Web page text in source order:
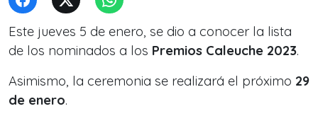
Este jueves 5 de enero, se dio a conocer la lista
de los nominados a los Premios Caleuche 2023.
Asimismo, la ceremonia se realizará el próximo 29
de enero.